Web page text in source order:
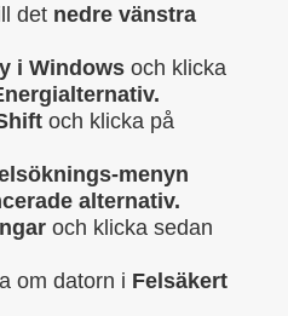
det nedre vänstra
i Windows och klicka
och klicka på
menyn
alternativ.
och klicka sedan
om datorn i Felsäkert